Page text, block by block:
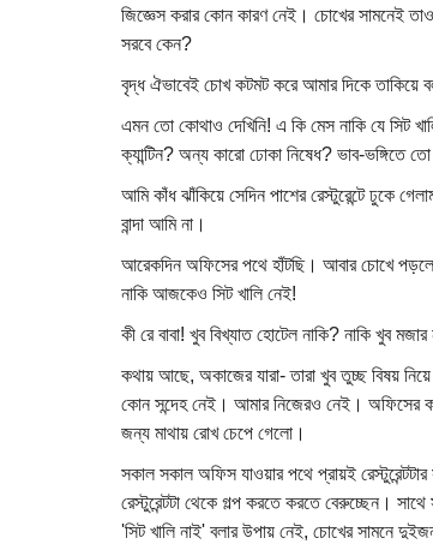
জিজ্ঞেস করার কোন কারণ নেই। চোখের সামনেই
সরবে কেন?
বৃদ্ধ ঐভাবেই চোখ কটমট করে আমার দিকে তাকিয়ে
এমন তো কোথাও দেখিনি! এ কি মেস নাকি যে সিট
ক্যান্টিন? অন্য কারো ঢোকা নিষেধ? ভাব-ভঙ্গিতে তো
আমি কাঁধ ঝাঁকিয়ে সেদিন পাশের রেস্টুরেন্টে ঢুকে
বান্দা আমি না।
আরেকদিন অফিসের পথে হাঁটছি। আবার চোখে
নাকি আজকেও সিট খালি নেই!
কী রে বাবা! খুব বিখ্যাত হোটেল নাকি? নাকি খুব
কথায় আছে, অকাজের যারা- তারা খুব তুচ্ছ বিষয়
কোন সন্দেহ নেই। আমার নিজেরও নেই। অফিসের
জন্য মাথায় রোখ চেপে গেলো।
সকাল সকাল অফিস যাওয়ার পথে প্রায়ই
রেস্টুরেন্টটা থেকে গল্প করতে করতে বেরুচ্ছেন।
'সিট খালি নাই' বলার উপায় নেই, চোখের সামনে